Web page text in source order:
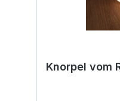
Knorpel vom